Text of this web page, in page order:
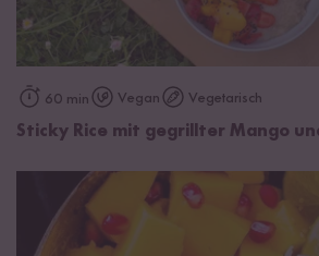
60 min Vegan Vegetarisch
Sticky Rice mit gegrillter Mango